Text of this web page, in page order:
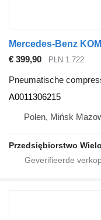
€ 399,90 PLN 1.722
Pneumatische
A0011306215
Polen, Mińsk
Przedsiębiorstwo